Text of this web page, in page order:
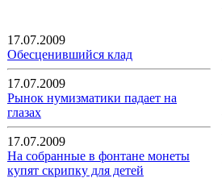
17.07.2009
Обесценившийся клад
17.07.2009
Рынок нумизматики падает на
глазах
17.07.2009
На собранные в фонтане монеты
купят скрипку для детей